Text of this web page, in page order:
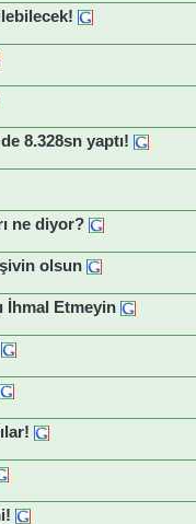
8.328sn yaptı!
ne diyor?
olsun
İhmal Etmeyin